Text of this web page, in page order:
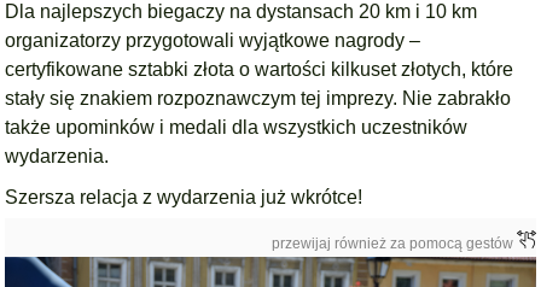
Dla najlepszych biegaczy na dystansach 20 km i 10 km
organizatorzy przygotowali wyjątkowe nagrody –
certyfikowane sztabki złota o wartości kilkuset złotych, które
stały się znakiem rozpoznawczym tej imprezy. Nie zabrakło
także upominków i medali dla wszystkich uczestników
wydarzenia.
Szersza relacja z wydarzenia już wkrótce!
przewijaj również za pomocą gestów